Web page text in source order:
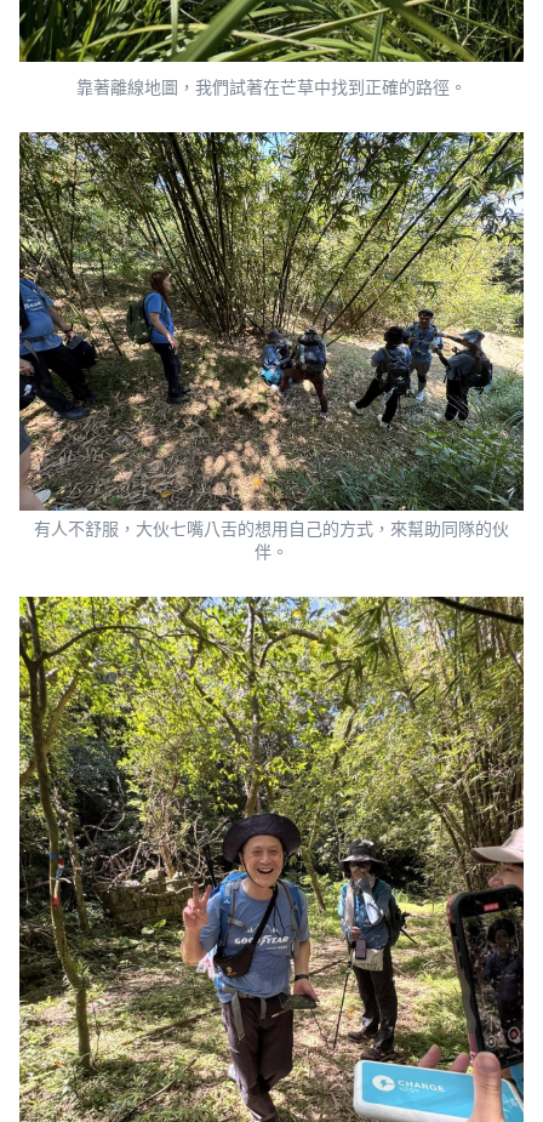
靠著離線地圖，我們試著在芒草中找到正確的路徑。
有人不舒服，大伙七嘴八舌的想用自己的方式，來幫助同隊的伙
伴。